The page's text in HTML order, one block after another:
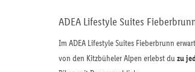
ADEA Lifestyle Suites
Im ADEA Lifestyle Suites Fieberbrunn
von den Kitzbüheler Alpen erlebst duzu